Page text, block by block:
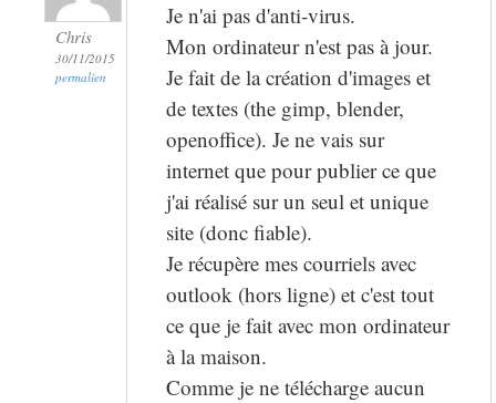
Chris
30/11/2015
permalien
Je n'ai pas d'anti-virus.
Mon ordinateur n'est pas à jour.
Je fait de la création d'images et
de textes (the gimp, blender,
openoffice). Je ne vais sur
internet que pour publier ce que
j'ai réalisé sur un seul et unique
site (donc fiable).
Je récupère mes courriels avec
outlook (hors ligne) et c'est tout
ce que je fait avec mon ordinateur
à la maison.
Comme je ne télécharge aucun